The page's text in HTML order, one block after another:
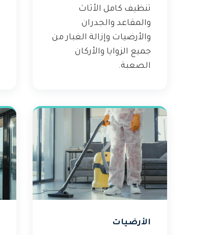
تنظيف كامل الأثاث
والمقاعد والجدران
والأرضيات وإزالة الغبار من
جميع الزوايا والأركان
الصعبة.
الأرضيات